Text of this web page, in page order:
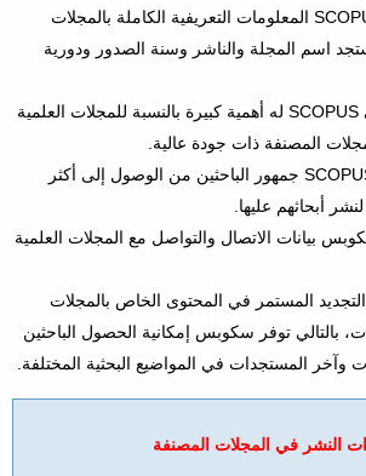
تضع قاعدة بيانات SCOPUS المعلومات التعريفية الكاملة بالمجلات
اسم المجلة والناشر وسنة الصدور ودورية
تصنيف المجلات على SCOPUS له أهمية كبيرة بالنسبة للمجلات العلمية
المصنفة ذات جودة عالية.
تمكن قاعدة بيانات SCOPUS جمهور الباحثين من الوصول إلى أكثر
أبحاثهم عليها.
بيانات الاتصال والتواصل مع المجلات العلمية
المستمر في المحتوى الخاص بالمجلات
بالتالي توفر سكوبس إمكانية الحصول الباحثين
وآخر المستجدات في المواضيع البحثية المختلفة.
النشر في المجلات المصنفة